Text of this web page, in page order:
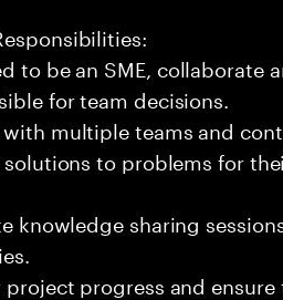
to be an SME, collaborate
for team decisions.
with multiple teams and
solutions to problems for
knowledge sharing
progress and